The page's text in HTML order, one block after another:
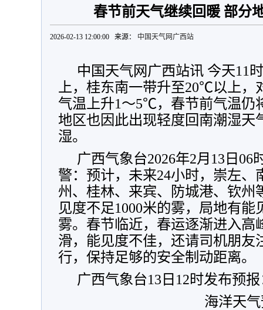
春节前天气继续回暖 部分
2026-02-13 12:00:00 来源： 中国天气网广西站
中国天气网广西站讯 今天11
上，桂东南一带升至20℃以上，
气温上升1～5℃，春节前气温仍
地区也因此出现轻度回南潮湿天
湿。
广西气象台2026年2月13日06
警：预计，未来24小时，崇左、
州、桂林、来宾、防城港、钦州
见度不足1000米的雾，局地有能
雾。 春节临近，春运逐渐进入高
滑，能见度不佳，还请司机朋友
行，保持足够的安全制动距离。
广西气象台13日12时发布预
海洋天